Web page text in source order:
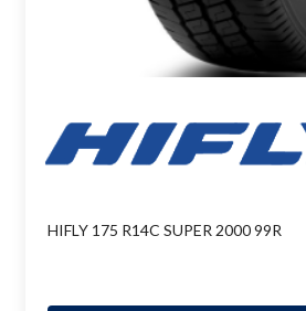
HIFLY 175 R14C SUPER 2000 99R